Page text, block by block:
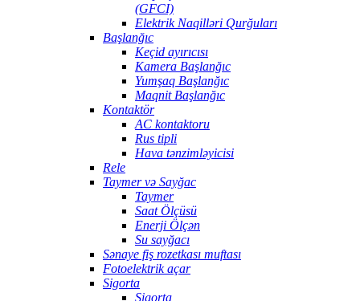
(GFCI)
Elektrik Naqilləri Qurğuları
Başlanğıc
Keçid ayırıcısı
Kamera Başlanğıc
Yumşaq Başlanğıc
Maqnit Başlanğıc
Kontaktör
AC kontaktoru
Rus tipli
Hava tənzimləyicisi
Rele
Taymer və Sayğac
Taymer
Saat Ölçüsü
Enerji Ölçən
Su sayğacı
Sənaye fiş rozetkası muftası
Fotoelektrik açar
Sigorta
Sigorta